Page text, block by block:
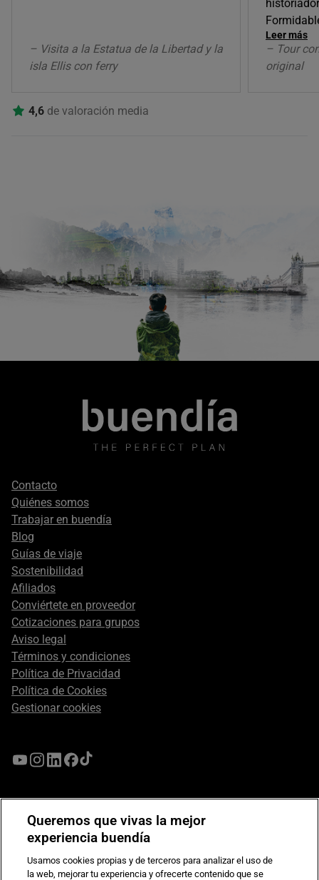
– Visita a la Estatua de la Libertad y la
isla Ellis con ferry
Leer más
– Tour
original
4,6 de valoración media
Footer
secondary
Contacto
Quiénes somos
Trabajar en buendía
Blog
Guías de viaje
Sostenibilidad
Afiliados
Conviértete en proveedor
Cotizaciones para grupos
Aviso legal
Términos y condiciones
Política de Privacidad
Política de Cookies
Gestionar cookies
Queremos que vivas la mejor
experiencia buendía
Usamos cookies propias y de terceros para analizar el uso de
la web, mejorar tu experiencia y ofrecerte contenido que se